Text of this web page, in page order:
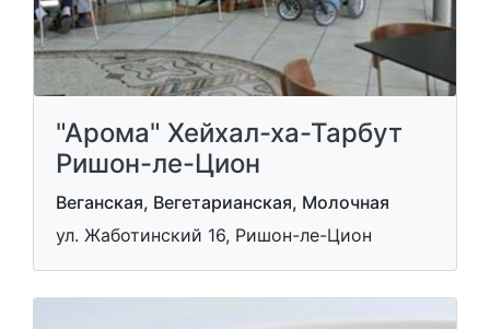
"Арома" Хейхал-ха-Тарбут
Ришон-ле-Цион
Веганская, Вегетарианская, Молочная
ул. Жаботинский 16, Ришон-ле-Цион